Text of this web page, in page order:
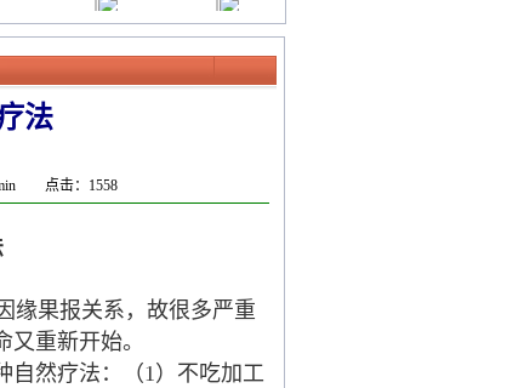
铜制麒麟 免费热线
法
点击：1558
缘果报关系，故很多严重
重新开始。
自然疗法：（1）不吃加工